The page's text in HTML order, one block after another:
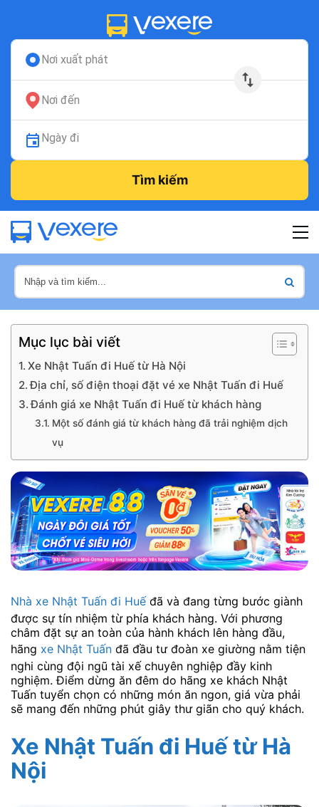
Nơi xuất phát
Nơi đến
Ngày đi
Tìm kiếm
Mục lục bài viết
Xe Nhật Tuấn đi Huế từ Hà Nội
Địa chỉ, số điện thoại đặt vé xe Nhật Tuấn đi Huế
Đánh giá xe Nhật Tuấn đi Huế từ khách hàng
Một số đánh giá từ khách hàng đã trải nghiệm dịch
vụ
Nhà xe Nhật Tuấn đi Huếđã và đang từng bước giành
được sự tín nhiệm từ phía khách hàng. Với phương
châm đặt sự an toàn của hành khách lên hàng đầu,
hãng xe Nhật Tuấn đã đầu tư đoàn xe giường nằm tiện
nghi cùng đội ngũ tài xế chuyên nghiệp đầy kinh
nghiệm. Điểm dừng ăn đêm do hãng xe khách Nhật
Tuấn tuyển chọn có những món ăn ngon, giá vừa phải
sẽ mang đến những phút giây thư giãn cho quý khách.
Xe Nhật Tuấn đi Huếtừ Hà
Nội